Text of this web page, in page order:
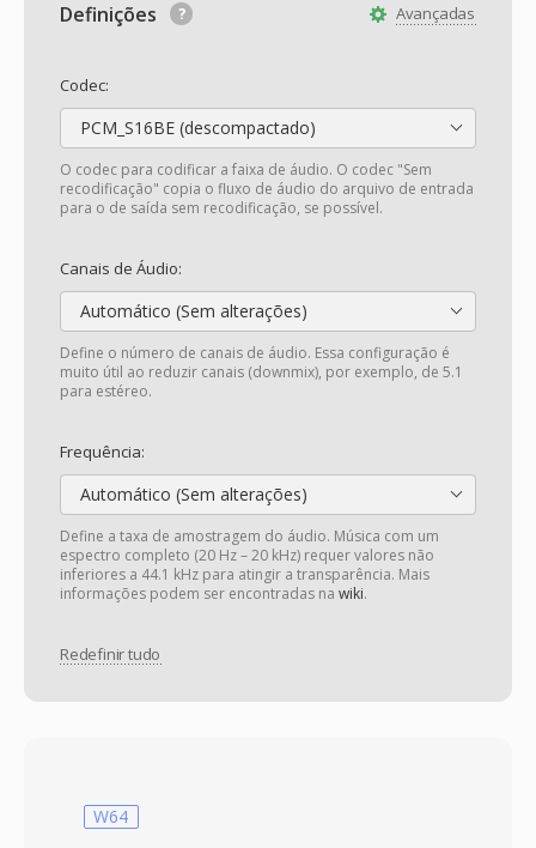
Avançadas
Definições
Codec:
PCM_S16BE (descompactado)
O codec para codificar a faixa de áudio. O codec "Sem
recodificação" copia o fluxo de áudio do arquivo de entrada
para o de saída sem recodificação, se possível.
Canais de Áudio:
Automático (Sem alterações)
Define o número de canais de áudio. Essa configuração é
muito útil ao reduzir canais (downmix), por exemplo, de 5.1
para estéreo.
Frequência:
Automático (Sem alterações)
Define a taxa de amostragem do áudio. Música com um
espectro completo (20 Hz – 20 kHz) requer valores não
inferiores a 44.1 kHz para atingir a transparência. Mais
informações podem ser encontradas na wiki.
Redefinir tudo
W64